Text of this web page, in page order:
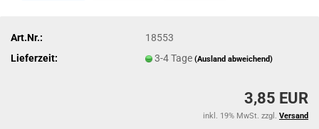
Art.Nr.:
18553
Lieferzeit:
3-4 Tage(Ausland abweichend)
3,85 EUR
inkl. 19% MwSt. zzgl. Versand